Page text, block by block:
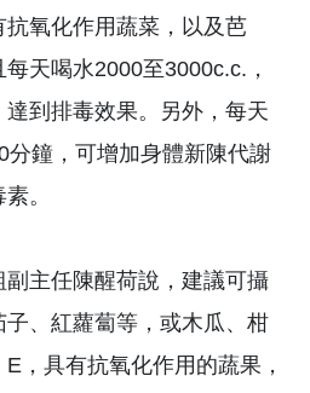
氧化作用蔬菜，以及芭
天喝水2000至3000c.c.，
到排毒效果。另外，每天
分鐘，可增加身體新陳代謝
。
主任陳醒荷說，建議可攝
、紅蘿蔔等，或木瓜、柑
，具有抗氧化作用的蔬果，